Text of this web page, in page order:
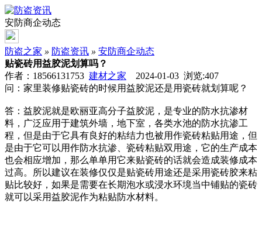
安防商企动态
防盗之家 » 防盗资讯 » 安防商企动态
贴瓷砖用益胶泥划算吗？
作者：18566131753 建材之家 2024-01-03 浏览:407
问：家里装修贴瓷砖的时候用益胶泥还是用瓷砖就划算呢？
答：益胶泥就是欧丽亚高分子益胶泥，是专业的防水抗渗材
料，广泛应用于建筑外墙，地下室，各类水池的防水抗渗工
程，但是由于它具有良好的粘结力也被用作瓷砖粘贴用途，但
是由于它可以用作防水抗渗、瓷砖粘贴双用途，它的生产成本
也会相应增加，那么单单用它来贴瓷砖的话就会造成装修成本
过高。所以建议在装修仅仅是贴瓷砖用途还是采用瓷砖胶来粘
贴比较好，如果是需要在长期泡水或浸水环境当中铺贴的瓷砖
就可以采用益胶泥作为粘贴防水材料。